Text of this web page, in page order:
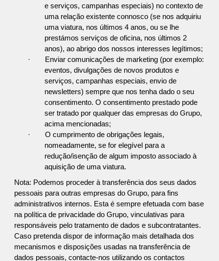
e serviços, campanhas especiais) no contexto de
uma relação existente connosco (se nos adquiriu
uma viatura, nos últimos 4 anos, ou se lhe
prestámos serviços de oficina, nos últimos 2
anos), ao abrigo dos nossos interesses legítimos;
·
Enviar comunicações de marketing (por exemplo:
eventos, divulgações de novos produtos e
serviços, campanhas especiais, envio de
newsletters) sempre que nos tenha dado o seu
consentimento. O consentimento prestado pode
ser tratado por qualquer das empresas do Grupo,
acima mencionadas;
·
O cumprimento de obrigações legais,
nomeadamente, se for elegível para a
redução/isenção de algum imposto associado à
aquisição de uma viatura.
Nota: Podemos proceder à transferência dos seus dados
pessoais para outras empresas do Grupo, para fins
administrativos internos. Esta é sempre efetuada com base
na política de privacidade do Grupo, vinculativas para
responsáveis pelo tratamento de dados e subcontratantes.
Caso pretenda dispor de informação mais detalhada dos
mecanismos e disposições usadas na transferência de
dados pessoais, contacte-nos utilizando os contactos